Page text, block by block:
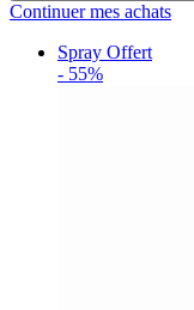
Continuer mes achats
Spray Offert
- 55%